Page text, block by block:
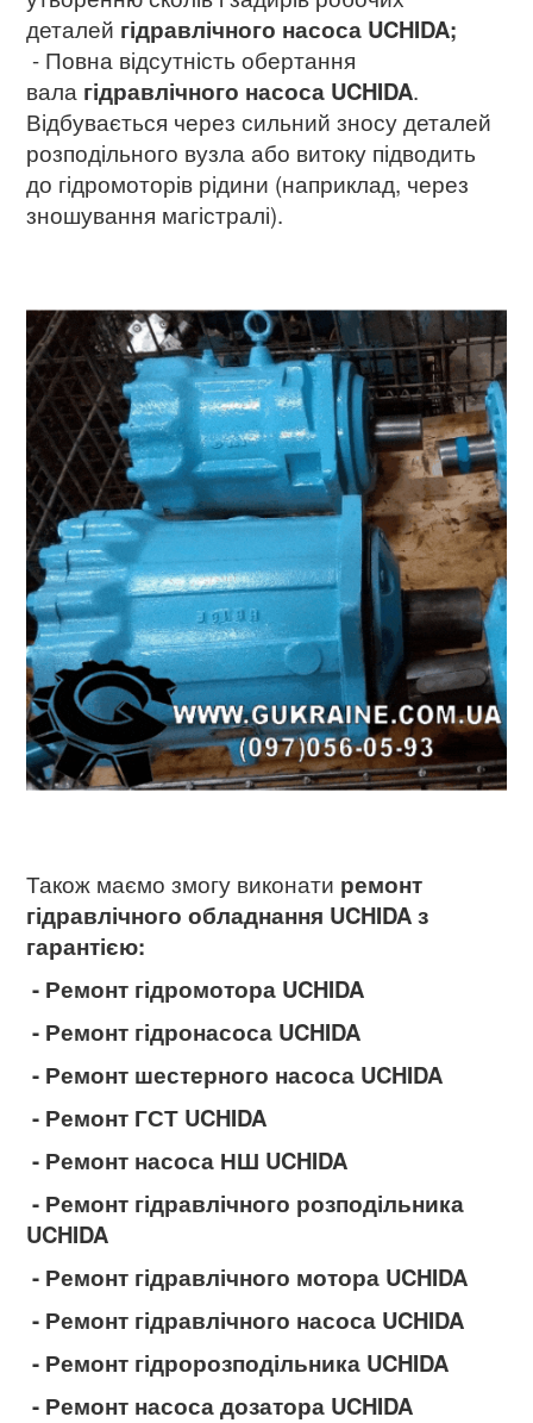
деталей гідравлічного насоса UCHIDA;
- Повна відсутність обертання
вала гідравлічного насоса UCHIDA.
Відбувається через сильний зносу деталей
розподільного вузла або витоку підводить
до гідромоторів рідини (наприклад, через
зношування магістралі).
Також маємо змогу виконати ремонт
гідравлічного обладнання UCHIDAз
гарантією:
- Ремонт гідромотора UCHIDA
- Ремонт гідронасоса UCHIDA
- Ремонт шестерного насоса UCHIDA
- Ремонт ГСТ UCHIDA
- Ремонт насоса НШ UCHIDA
- Ремонт гідравлічного розподільника
UCHIDA
- Ремонт гідравлічного мотора UCHIDA
- Ремонт гідравлічного насоса UCHIDA
- Ремонт гідророзподільника UCHIDA
- Ремонт насоса дозатора UCHIDA